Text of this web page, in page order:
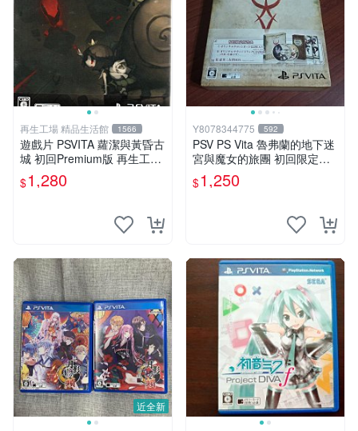
再生工場 精品生活館 1566
遊戲片 PSVITA 蘿潔與黃昏古
城 初回Premium版 再生工場
01
$1,280
Y8078344775 592
PSV PS Vita 魯弗蘭的地下迷
宮與魔女的旅團 初回限定版
純日版 （二手）
$1,250
近全新